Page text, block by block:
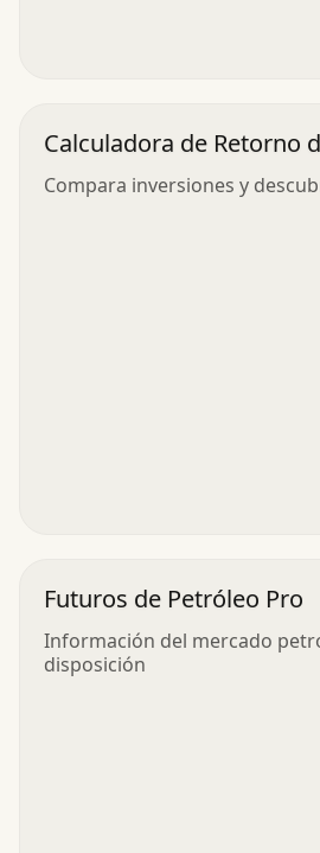
Calculadora de Retorno
Compara inversiones y
Futuros de Petróleo Pro
Información del mercado
disposición